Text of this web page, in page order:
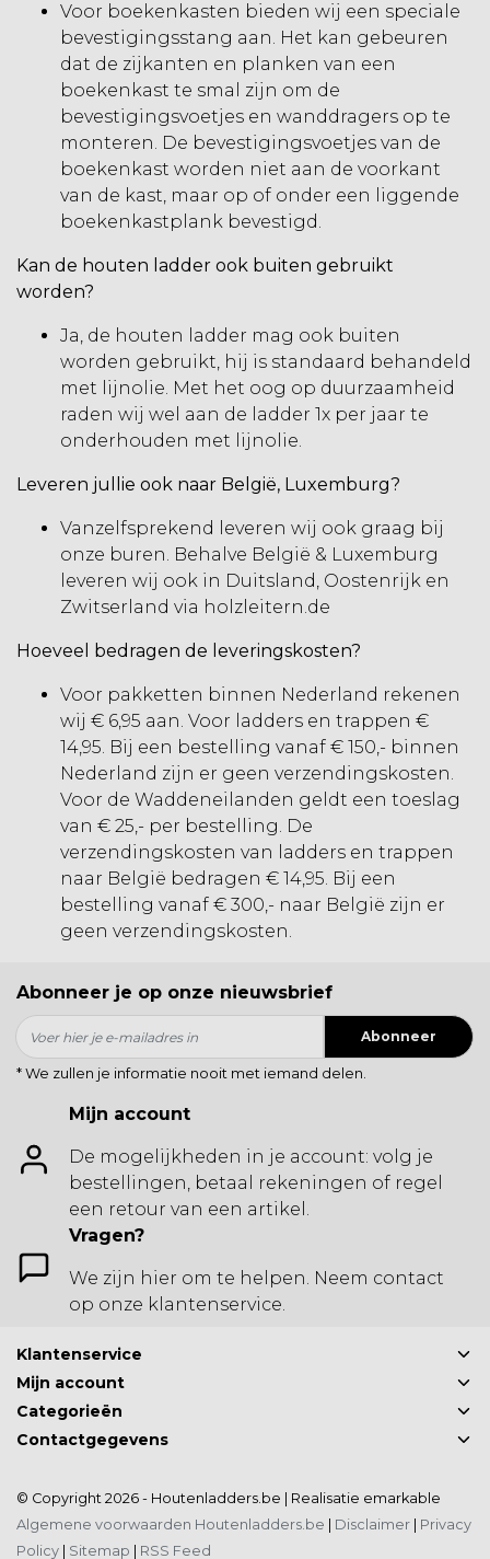
Voor boekenkasten bieden wij een speciale
bevestigingsstang aan. Het kan gebeuren
dat de zijkanten en planken van een
boekenkast te smal zijn om de
bevestigingsvoetjes en wanddragers op te
monteren. De bevestigingsvoetjes van de
boekenkast worden niet aan de voorkant
van de kast, maar op of onder een liggende
boekenkastplank bevestigd.
Kan de houten ladder ook buiten gebruikt
worden?
Ja, de houten ladder mag ook buiten
worden gebruikt, hij is standaard behandeld
met lijnolie. Met het oog op duurzaamheid
raden wij wel aan de ladder 1x per jaar te
onderhouden met lijnolie.
Leveren jullie ook naar België, Luxemburg?
Vanzelfsprekend leveren wij ook graag bij
onze buren. Behalve België & Luxemburg
leveren wij ook in Duitsland, Oostenrijk en
Zwitserland via holzleitern.de
Hoeveel bedragen de leveringskosten?
Voor pakketten binnen Nederland rekenen
wij € 6,95 aan. Voor ladders en trappen €
14,95. Bij een bestelling vanaf € 150,- binnen
Nederland zijn er geen verzendingskosten.
Voor de Waddeneilanden geldt een toeslag
van € 25,- per bestelling. De
verzendingskosten van ladders en trappen
naar België bedragen € 14,95. Bij een
bestelling vanaf € 300,- naar België zijn er
geen verzendingskosten.
Abonneer je op onze nieuwsbrief
Abonneer
* We zullen je informatie nooit met iemand delen.
Mijn account
De mogelijkheden in je account: volg je
bestellingen, betaal rekeningen of regel
een retour van een artikel.
Vragen?
We zijn hier om te helpen. Neem contact
op onze klantenservice.
Klantenservice
Mijn account
Categorieën
Contactgegevens
© Copyright 2026 - Houtenladders.be | Realisatie emarkable
Algemene voorwaarden Houtenladders.be
Disclaimer
Privacy
Policy
Sitemap RSS Feed